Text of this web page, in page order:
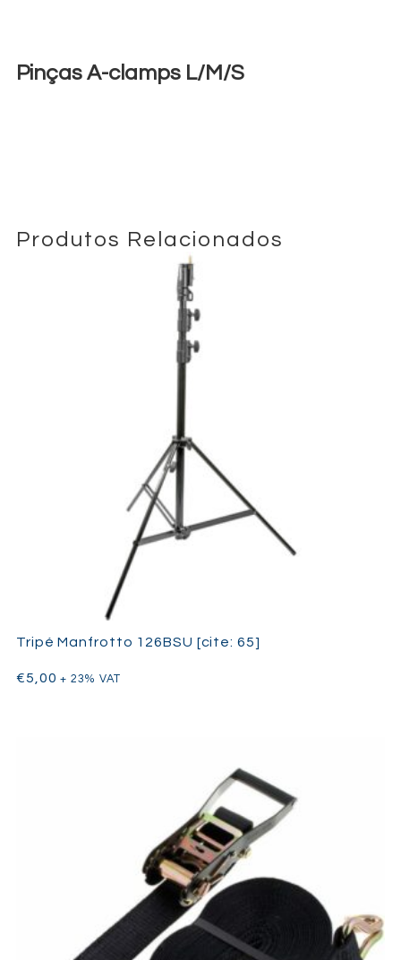
Pinças A-clamps L/M/S
Produtos Relacionados
Tripé Manfrotto 126BSU [cite: 65]
€5,00 + 23% VAT